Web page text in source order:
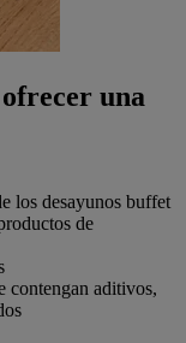
una
los desayunos buffet
de
contengan aditivos,